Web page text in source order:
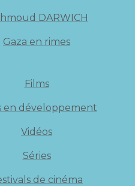
DARWICH
Gaza en rimes
Films
en développement
Vidéos
Séries
de cinéma